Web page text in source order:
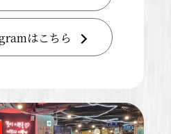
はこちら